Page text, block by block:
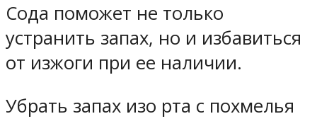
Сода поможет не только
устранить запах, но и избавиться
от изжоги при ее наличии.
Убрать запах изо рта с похмелья